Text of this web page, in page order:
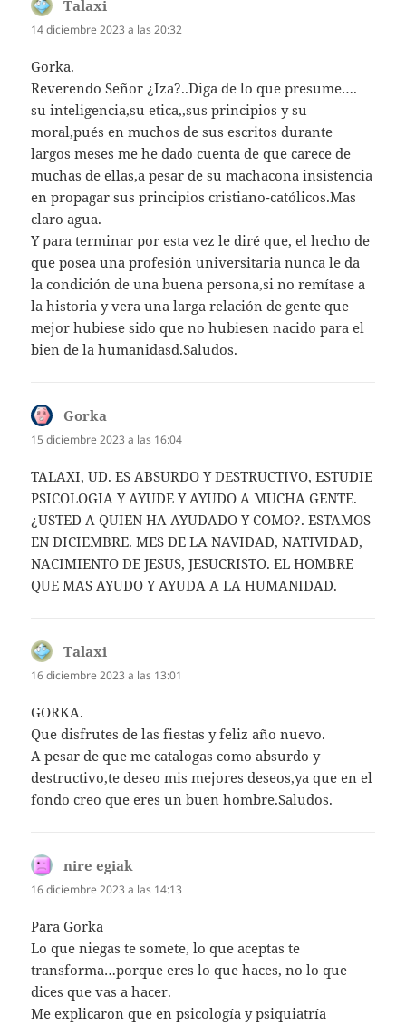
Talaxi
14 diciembre 2023 a las 20:32
Gorka.
Reverendo Señor ¿Iza?..Diga de lo que presume….
su inteligencia,su etica,,sus principios y su
moral,pués en muchos de sus escritos durante
largos meses me he dado cuenta de que carece de
muchas de ellas,a pesar de su machacona insistencia
en propagar sus principios cristiano-católicos.Mas
claro agua.
Y para terminar por esta vez le diré que, el hecho de
que posea una profesión universitaria nunca le da
la condición de una buena persona,si no remítase a
la historia y vera una larga relación de gente que
mejor hubiese sido que no hubiesen nacido para el
bien de la humanidasd.Saludos.
Gorka
15 diciembre 2023 a las 16:04
TALAXI, UD. ES ABSURDO Y DESTRUCTIVO, ESTUDIE
PSICOLOGIA Y AYUDE Y AYUDO A MUCHA GENTE.
¿USTED A QUIEN HA AYUDADO Y COMO?. ESTAMOS
EN DICIEMBRE. MES DE LA NAVIDAD, NATIVIDAD,
NACIMIENTO DE JESUS, JESUCRISTO. EL HOMBRE
QUE MAS AYUDO Y AYUDA A LA HUMANIDAD.
Talaxi
16 diciembre 2023 a las 13:01
GORKA.
Que disfrutes de las fiestas y feliz año nuevo.
A pesar de que me catalogas como absurdo y
destructivo,te deseo mis mejores deseos,ya que en el
fondo creo que eres un buen hombre.Saludos.
nire egiak
16 diciembre 2023 a las 14:13
Para Gorka
Lo que niegas te somete, lo que aceptas te
transforma…porque eres lo que haces, no lo que
dices que vas a hacer.
Me explicaron que en psicología y psiquiatría